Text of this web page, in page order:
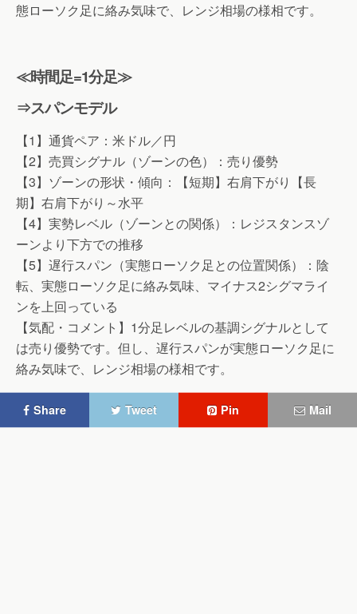
態ローソク足に絡み気味で、レンジ相場の様相です。
≪時間足=1分足≫
⇒スパンモデル
【1】通貨ペア：米ドル／円
【2】売買シグナル（ゾーンの色）：売り優勢
【3】ゾーンの形状・傾向：【短期】右肩下がり【長
期】右肩下がり～水平
【4】実勢レベル（ゾーンとの関係）：レジスタンスゾ
ーンより下方での推移
【5】遅行スパン（実態ローソク足との位置関係）：陰
転、実態ローソク足に絡み気味、マイナス2シグマライ
ンを上回っている
【気配・コメント】1分足レベルの基調シグナルとして
は売り優勢です。但し、遅行スパンが実態ローソク足に
絡み気味で、レンジ相場の様相です。
Share Tweet Pin Mail